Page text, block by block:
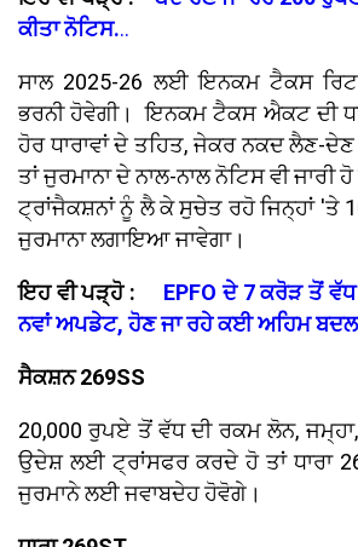
ਕੀਤਾ ਨੋਟਿਸ...
ਸਾਲ 2025-26 ਲਈ ਇਨਕਮ ਟੈਕਸ
ਭਰਨੀ ਹੋਵੇਗੀ। ਇਨਕਮ ਟੈਕਸ ਐਕਟ ਦੀ
ਹੋਰ ਧਾਰਾਵਾਂ ਦੇ ਤਹਿਤ, ਜੇਕਰ ਨਕਦ ਲੈਣ-ਦੇਣ
ਤਾਂ ਜੁਰਮਾਨਾ ਦੇ ਨਾਲ-ਨਾਲ ਨੋਟਿਸ ਵੀ
ਟ੍ਰਾਂਜੈਕਸ਼ਨਾਂ ਨੂੰ ਲੈ ਕੇ ਸੁਚੇਤ ਰਹੋ ਜਿਨ੍ਹਾਂ 'ਤੇ
ਜੁਰਮਾਨਾ ਲਗਾਇਆ ਜਾਵੇਗਾ।
ਇਹ ਵੀ ਪੜ੍ਹੋ : EPFO ਦੇ 7 ਕਰੋੜ ਤੋਂ
ਨਵਾਂ ਅਪਡੇਟ, ਹੋਣ ਜਾ ਰਹੇ ਕਈ ਅਹਿਮ
ਸੈਕਸ਼ਨ 269SS
20,000 ਰੁਪਏ ਤੋਂ ਵੱਧ ਦੀ ਰਕਮ ਲੋਨ,
ਉਦੇਸ਼ ਲਈ ਟ੍ਰਾਂਸਫਰ ਕਰਦੇ ਹੋ ਤਾਂ ਧਾਰਾ
ਜੁਰਮਾਨੇ ਲਈ ਜਵਾਬਦੇਹ ਹੋਵੋਗੇ।